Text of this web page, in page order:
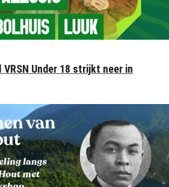
Under 18 strijkt neer in